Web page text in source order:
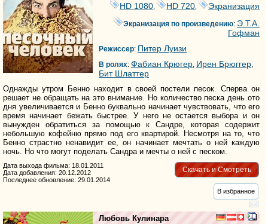
HD 1080
HD 720 Экранизация
Экранизация по произведению: Э.Т.А.
Гофман
Режиссер: Питер Луизи
В ролях: Фабиан Крюгер Ирен Брюггер
Бит Шлаттер
Однажды утром Бенно находит в своей постели песок. Сперва он
решает не обращать на это внимание. Но количество песка день ото
дня увеличивается и Бенно буквально начинает чувствовать, что его
время начинает бежать быстрее. У него не остается выбора и он
вынужден обратиться за помощью к Сандре, которая содержит
небольшую кофейню прямо под его квартирой. Несмотря на то, что
Бенно страстно ненавидит ее, он начинает мечтать о ней каждую
ночь. Но что могут поделать Сандра и мечты о ней с песком.
Скачать и Смотреть
Дата выхода фильма: 18.01.2011
Дата добавления: 20.12.2012
Последнее обновление: 29.01.2014
В избранное
Любовь Кулинара